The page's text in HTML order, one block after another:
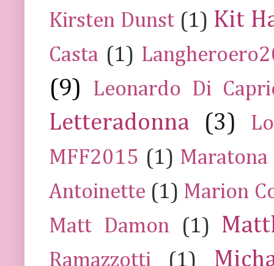
Kirsten Dunst (1) Kit
Casta (1)
(9) Leonardo Di
Letteradonna (3)
MFF2015 (1) Maratona
Antoinette (1) Marion
Matt Damon
(1)
Ramazzotti (1)